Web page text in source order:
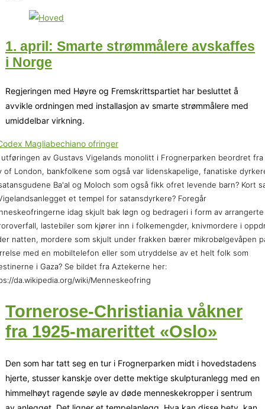
1. april: Smarte strømmålere avskaffes
i Norge
Regjeringen med Høyre og Fremskrittspartiet har besluttet å
avvikle ordningen med installasjon av smarte strømmålere med
umiddelbar virkning.
utføringen av Gustavs Vigelands monolitt i Frognerparken beordret fra
of London, bankfolkene som også var lidenskapelige, fanatiske
Ba'al og Moloch som også fikk ofret levende barn? Kort
et tempel for satansdyrkere? Foregår
idag skjult bak løgn og bedrageri i form av arrangerte
lastebiler som kjører inn i folkemengder, knivmordere i
natten, mordere som skjult under frakken bærer mikrobølgevåpen
med en mobiltelefon eller som utryddelse av et helt folk som
i Gaza? Se bildet fra Aztekerne her:
da.wikipedia.org/wiki/Menneskeofring
Tornerose-Christiania våkner
fra 1925-marerittet «Oslo»
Den som har tatt seg en tur i Frognerparken midt i hovedstadens
hjerte, stusser kanskje over dette mektige skulpturanlegg med en
himmelhøyt ragende søyle av døde menneskekropper i sentrum